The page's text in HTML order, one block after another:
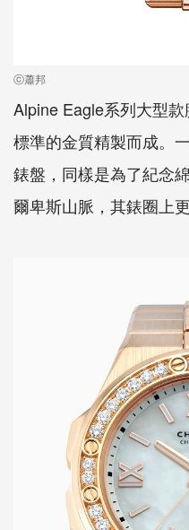
ⓒ蕭邦
Alpine Eagle系列大型
標準的金質精製而成。
錶盤，同樣是為了紀念
爾卑斯山脈，其錶圈上